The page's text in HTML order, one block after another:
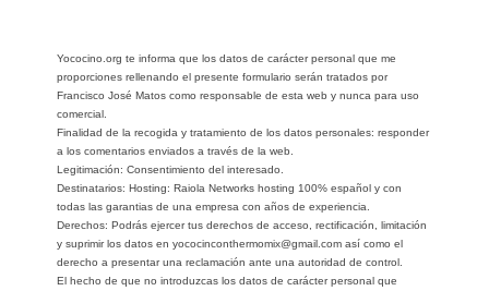
Yococino.org te informa que los datos de carácter personal que me
proporciones rellenando el presente formulario serán tratados por
Francisco José Matos como responsable de esta web y nunca para uso
comercial.
Finalidad de la recogida y tratamiento de los datos personales: responder
a los comentarios enviados a través de la web.
Legitimación: Consentimiento del interesado.
Destinatarios: Hosting: Raiola Networks hosting 100% español y con
todas las garantias de una empresa con años de experiencia.
Derechos: Podrás ejercer tus derechos de acceso, rectificación, limitación
y suprimir los datos en yococinconthermomix@gmail.com así como el
derecho a presentar una reclamación ante una autoridad de control.
El hecho de que no introduzcas los datos de carácter personal que